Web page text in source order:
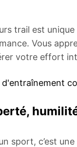
trail est
Vous
votre effort
d'entraînement
sport, c’est